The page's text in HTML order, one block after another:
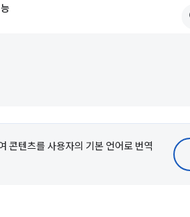
콘텐츠를 사용자의 기본 언어로 번역